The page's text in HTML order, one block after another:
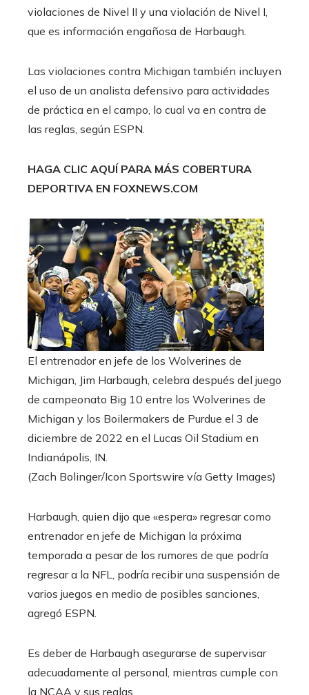
violaciones de Nivel II y una violación de Nivel I,
que es información engañosa de Harbaugh.
Las violaciones contra Michigan también incluyen
el uso de un analista defensivo para actividades
de práctica en el campo, lo cual va en contra de
las reglas, según ESPN.
HAGA CLIC AQUÍ PARA MÁS COBERTURA
DEPORTIVA EN FOXNEWS.COM
El entrenador en jefe de los Wolverines de
Michigan, Jim Harbaugh, celebra después del juego
de campeonato Big 10 entre los Wolverines de
Michigan y los Boilermakers de Purdue el 3 de
diciembre de 2022 en el Lucas Oil Stadium en
Indianápolis, IN.
(Zach Bolinger/Icon Sportswire vía Getty Images)
Harbaugh, quien dijo que «espera» regresar como
entrenador en jefe de Michigan la próxima
temporada a pesar de los rumores de que podría
regresar a la NFL, podría recibir una suspensión de
varios juegos en medio de posibles sanciones,
agregó ESPN.
Es deber de Harbaugh asegurarse de supervisar
adecuadamente al personal, mientras cumple con
la NCAA y sus reglas.